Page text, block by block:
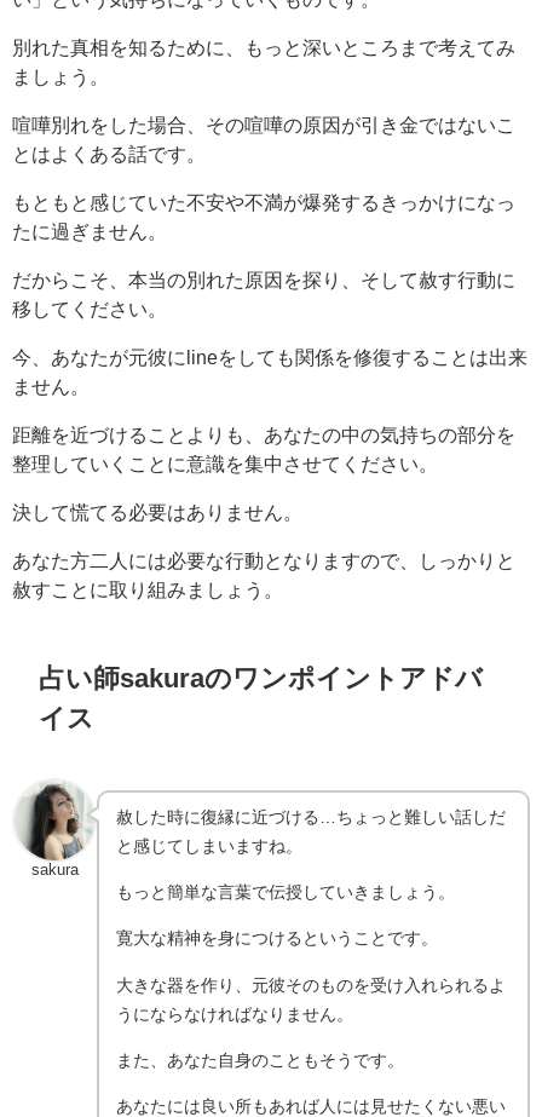
別れた真相を知るために、もっと深いところまで考えてみ
ましょう。
喧嘩別れをした場合、その喧嘩の原因が引き金ではないこ
とはよくある話です。
もともと感じていた不安や不満が爆発するきっかけになっ
たに過ぎません。
だからこそ、本当の別れた原因を探り、そして赦す行動に
移してください。
今、あなたが元彼にlineをしても関係を修復することは出来
ません。
距離を近づけることよりも、あなたの中の気持ちの部分を
整理していくことに意識を集中させてください。
決して慌てる必要はありません。
あなた方二人には必要な行動となりますので、しっかりと
赦すことに取り組みましょう。
占い師sakuraのワンポイントアドバ
イス
sakura
赦した時に復縁に近づける…ちょっと難しい話しだ
と感じてしまいますね。
もっと簡単な言葉で伝授していきましょう。
寛大な精神を身につけるということです。
大きな器を作り、元彼そのものを受け入れられるよ
うにならなければなりません。
また、あなた自身のこともそうです。
あなたには良い所もあれば人には見せたくない悪い